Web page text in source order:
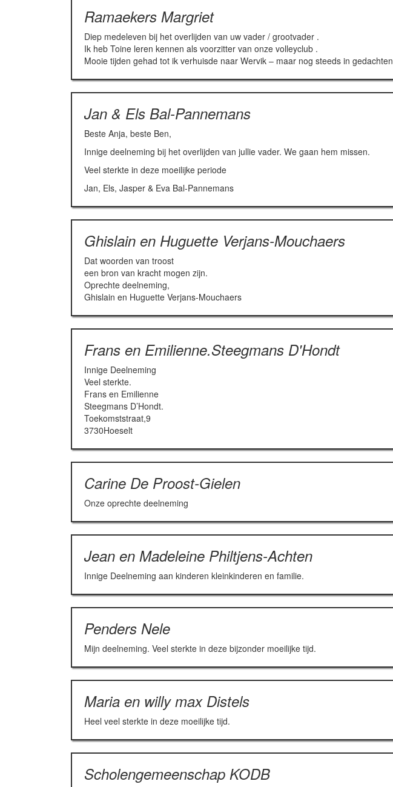
Ramaekers Margriet
Diep medeleven bij het overlijden van uw vader / grootvader .
Ik heb Toine leren kennen als voorzitter van onze volleyclub .
Mooie tijden gehad tot ik verhuisde naar Wervik – maar nog steeds in gedachten
Jan & Els Bal-Pannemans
Beste Anja, beste Ben,
Innige deelneming bij het overlijden van jullie vader. We gaan hem missen.
Veel sterkte in deze moeilijke periode
Jan, Els, Jasper & Eva Bal-Pannemans
Ghislain en Huguette Verjans-Mouchaers
Dat woorden van troost
een bron van kracht mogen zijn.
Oprechte deelneming,
Ghislain en Huguette Verjans-Mouchaers
Frans en Emilienne.Steegmans D'Hondt
Innige Deelneming
Veel sterkte.
Frans en Emilienne
Steegmans D’Hondt.
Toekomststraat,9
3730Hoeselt
Carine De Proost-Gielen
Onze oprechte deelneming
Jean en Madeleine Philtjens-Achten
Innige Deelneming aan kinderen kleinkinderen en familie.
Penders Nele
Mijn deelneming. Veel sterkte in deze bijzonder moeilijke tijd.
Maria en willy max Distels
Heel veel sterkte in deze moeilijke tijd.
Scholengemeenschap KODB